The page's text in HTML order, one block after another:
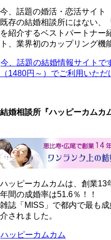
今、話題の婚活・恋活サイト
既存の結婚相談所にはない、
を紹介するベストパートナー
ト、業界初のカップリング機
今、話題の結婚情報サイトで
（1480円～）でご利用いただ
結婚相談所『ハッピーカムカ
ハッピーカムカムは、創業13
年間の成婚率は51.6％！！
雑誌「MISS」で都内で最も
介されました。
ハッピーカムカム